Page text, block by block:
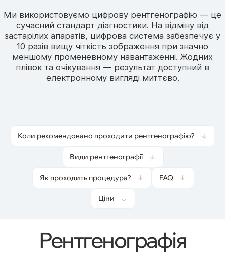
Ми використовуємо цифрову рентгенографію — це
сучасний стандарт діагностики. На відміну від
застарілих апаратів, цифрова система забезпечує у
10 разів вищу чіткість зображення при значно
меншому променевному навантаженні. Жодних
плівок та очікування — результат доступний в
електронному вигляді миттєво.
Коли рекомендовано проходити рентгенографію?
Види рентгенографії
Як проходить процедура? FAQ
Ціни
Рентгенографія